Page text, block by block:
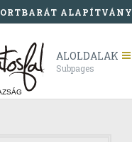
ALAPÍTVÁNY
ALOLDALAK
Subpages